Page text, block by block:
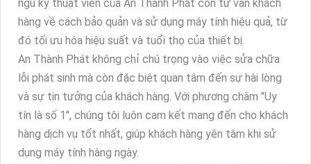
ngũ kỹ thuật viên của An Thành Phát còn tư vấn khách
hàng về cách bảo quản và sử dụng máy tính hiệu quả, từ
đó tối ưu hóa hiệu suất và tuổi thọ của thiết bị.
An Thành Phát không chỉ chú trọng vào việc sửa chữa
lỗi phát sinh mà còn đặc biệt quan tâm đến sự hài lòng
và sự tin tưởng của khách hàng. Với phương châm "Uy
tín là số 1", chúng tôi luôn cam kết mang đến cho khách
hàng dịch vụ tốt nhất, giúp khách hàng yên tâm khi sử
dụng máy tính hàng ngày.